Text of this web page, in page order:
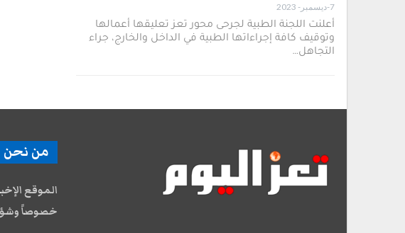
7-ديسمبر- 2023
أعلنت اللجنة الطبية لجرحى محور تعز تعليقها أعمالها
وتوقيف كافة إجراءاتها الطبية في الداخل والخارج، جراء
التجاهل…
من نحن
الموقع
خصوصاً